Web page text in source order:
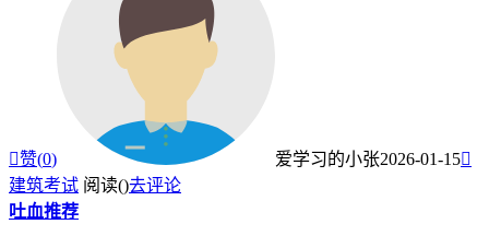
赞(0) 爱学习的小张2026-01-15
建筑考试 阅读()去评论
吐血推荐